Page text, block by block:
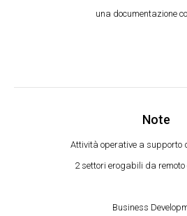
una documentazione
Note
Attività operative a supporto
2 settori erogabili da
Business